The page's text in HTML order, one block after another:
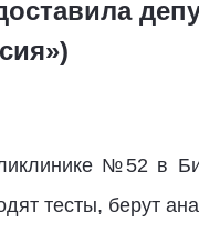
№52 в
тесты, берут